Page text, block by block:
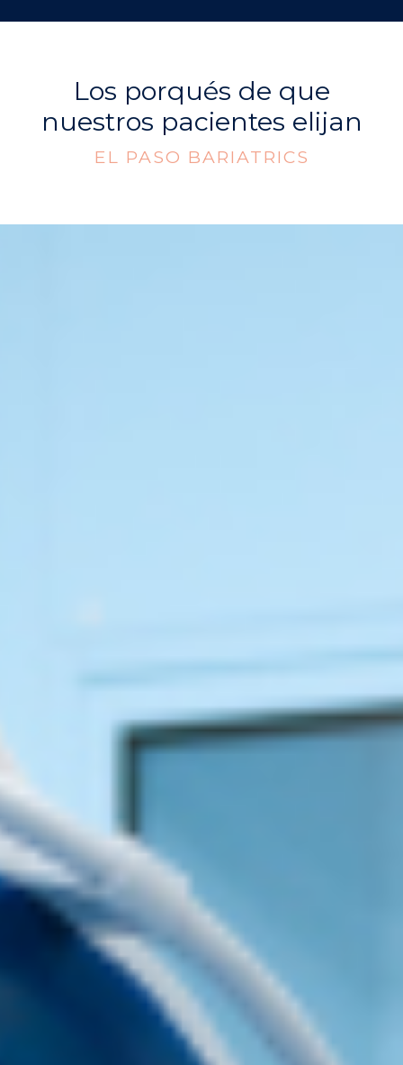
Los porqués de que
nuestros pacientes elijan
EL PASO BARIATRICS